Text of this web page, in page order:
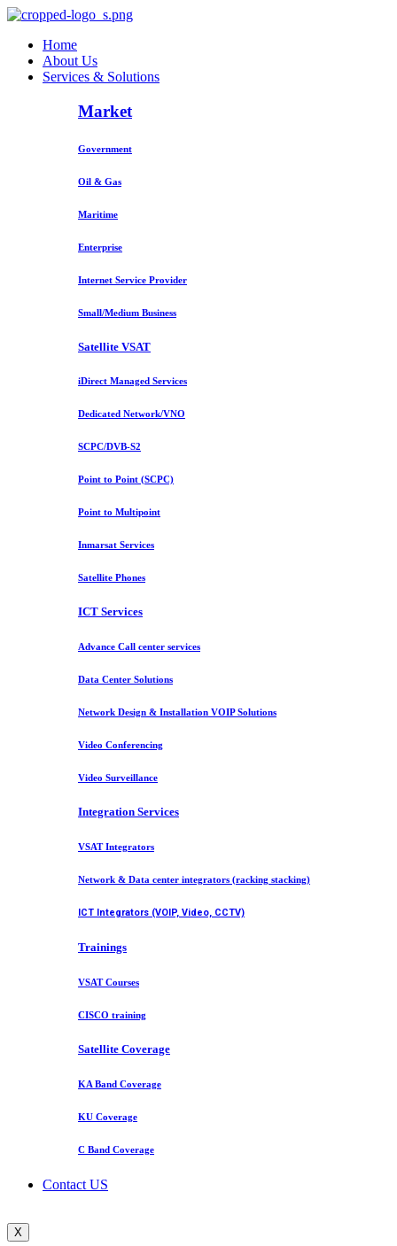
Home
About Us
Services & Solutions
Market
Government
Oil & Gas
Maritime
Enterprise
Internet Service Provider
Small/Medium Business
Satellite VSAT
iDirect Managed Services
Dedicated Network/VNO
SCPC/DVB-S2
Point to Point (SCPC)
Point to Multipoint
Inmarsat Services
Satellite Phones
ICT Services
Advance Call center services
Data Center Solutions
Network Design & Installation VOIP Solutions
Video Conferencing
Video Surveillance
Integration Services
VSAT Integrators
Network & Data center integrators (racking stacking)
ICT Integrators (VOIP, Video, CCTV)
Trainings
VSAT Courses
CISCO training
Satellite Coverage
KA Band Coverage
KU Coverage
C Band Coverage
Contact US
X